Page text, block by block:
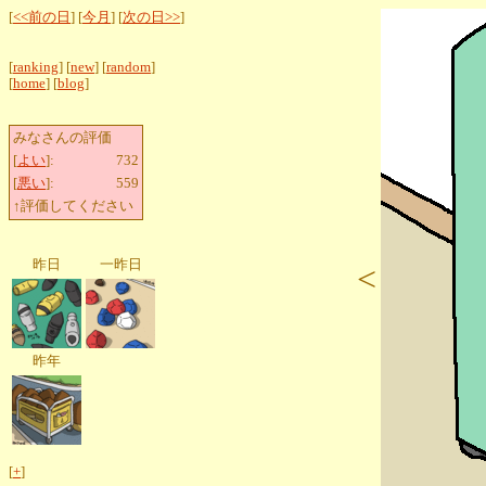
[<<前の日 ] [今月 ] [次の日>>]
[ranking] [new] [random]
[home] [blog]
みなさんの評価
[よい]:
732
[悪い]:
559
↑評価してください
昨日 一昨日
昨年
[+]
<